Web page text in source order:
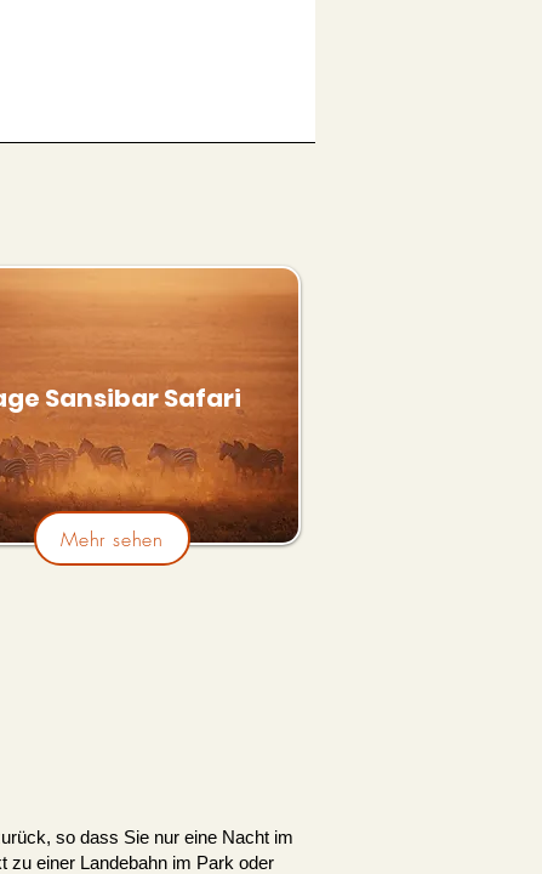
Mehr sehen
Sansibar Safari
so dass Sie nur eine Nacht im
zu einer Landebahn im Park oder